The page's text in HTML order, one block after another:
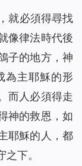
就必須得尋找
像律法時代後
子的地方，神
為主耶穌的形
而人必須得走
神的救恩，如
耶穌的人，都
下。